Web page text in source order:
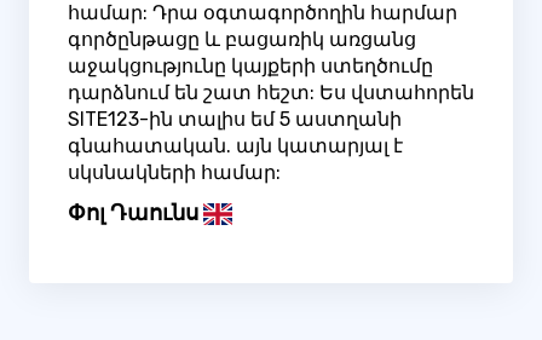
համար: Դրա օգտագործողին հարմար
գործընթացը և բացառիկ առցանց
աջակցությունը կայքերի ստեղծումը
դարձնում են շատ հեշտ: Ես վստահորեն
SITE123-ին տալիս եմ 5 աստղանի
գնահատական. այն կատարյալ է
սկսնակների համար:
Փոլ Դաունս